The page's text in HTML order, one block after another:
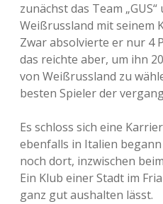
zunächst das Team
Weißrussland mit seinem
Zwar absolvierte er nur 4
das reichte aber, um ihn
von Weißrussland zu
besten Spieler der
Es schloss sich eine
ebenfalls in Italien
noch dort, inzwischen
Ein Klub einer Stadt im
ganz gut aushalten lässt.